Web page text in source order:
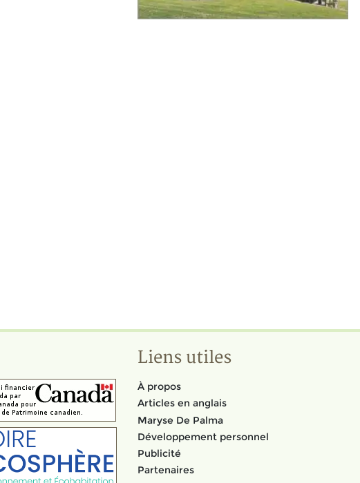
Liens utiles
À propos
Articles en anglais
Maryse De Palma
Développement personnel
Publicité
Partenaires